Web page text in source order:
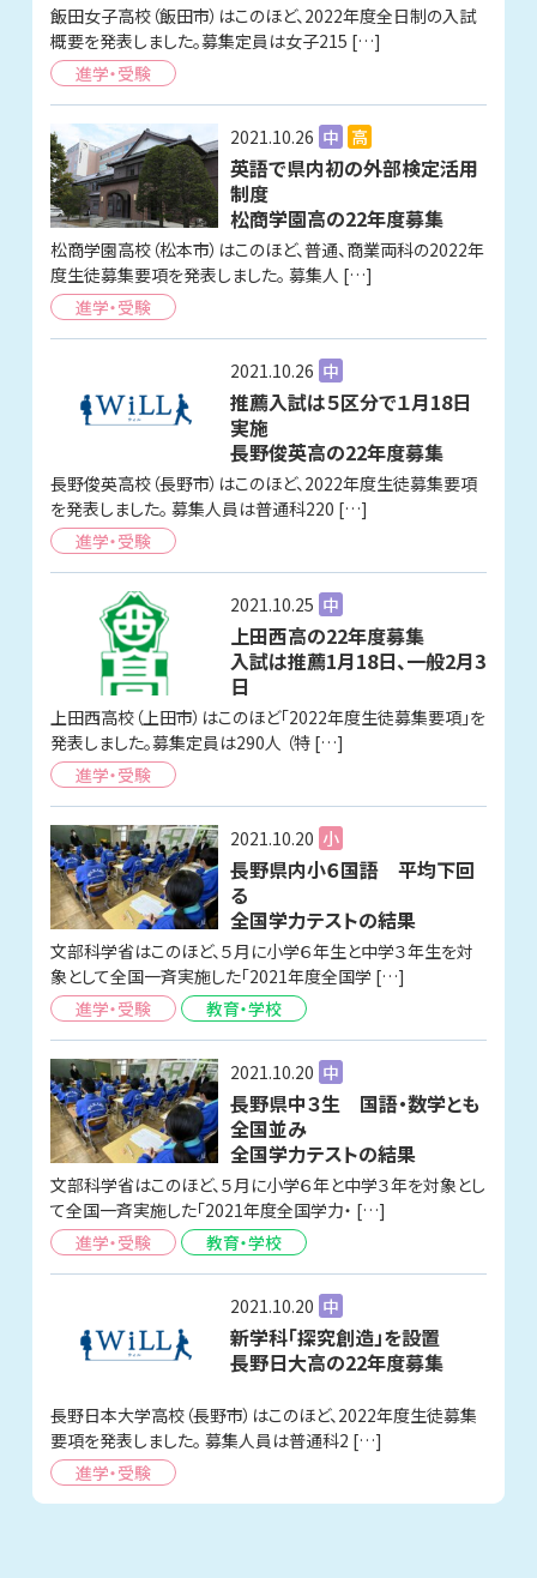
飯田女子高校（飯田市）はこのほど、2022年度全日制の入試
概要を発表しました。募集定員は女子215 […]
進学・受験
2021.10.26 中 高
英語で県内初の外部検定活用
制度
松商学園高の22年度募集
松商学園高校（松本市）はこのほど、普通、商業両科の2022年
度生徒募集要項を発表しました。 募集人 […]
進学・受験
2021.10.26 中
推薦入試は５区分で１月18日
実施
長野俊英高の22年度募集
長野俊英高校（長野市）はこのほど、2022年度生徒募集要項
を発表しました。 募集人員は普通科220 […]
進学・受験
2021.10.25 中
上田西高の22年度募集
入試は推薦1月18日、一般2月3
日
上田西高校（上田市）はこのほど「2022年度生徒募集要項」を
発表しました。募集定員は290人 （特 […]
進学・受験
2021.10.20 小
長野県内小６国語 平均下回
る
全国学力テストの結果
文部科学省はこのほど、５月に小学６年生と中学３年生を対
象として全国一斉実施した「2021年度全国学 […]
進学・受験
教育・学校
2021.10.20 中
長野県中３生 国語・数学とも
全国並み
全国学力テストの結果
文部科学省はこのほど、５月に小学６年と中学３年を対象とし
て全国一斉実施した「2021年度全国学力・ […]
進学・受験
教育・学校
2021.10.20 中
新学科「探究創造」を設置
長野日大高の22年度募集
長野日本大学高校（長野市）はこのほど、2022年度生徒募集
要項を発表しました。 募集人員は普通科2 […]
進学・受験